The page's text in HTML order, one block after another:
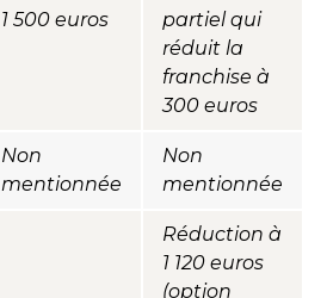
1 500 euros
partiel qui
réduit la
franchise à
300 euros
Non
mentionnée
Non
mentionnée
Réduction à
1 120 euros
(option